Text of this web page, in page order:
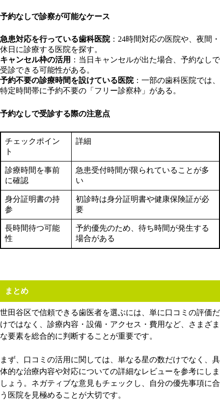
予約なしで診察が可能なケース
急患対応を行っている歯科医院：24時間対応の医院や、夜間・
休日に診療する医院を探す。
キャンセル枠の活用 ：当日キャンセルが出た場合、予約なしで
受診できる可能性がある。
予約不要の診療時間を設けている医院：一部の歯科医院では、
特定時間帯に予約不要の「フリー診察枠」がある。
予約なしで受診する際の注意点
チェックポイン
ト
詳細
診療時間を事前
に確認
急患受付時間が限られていることが多
い
身分証明書の持
参
初診時は身分証明書や健康保険証が必
要
長時間待つ可能
性
予約優先のため、待ち時間が発生する
場合がある
まとめ
世田谷区で信頼できる歯医者を選ぶには、単に口コミの評価だ
けではなく、診療内容・設備・アクセス・費用など、さまざま
な要素を総合的に判断することが重要です。
まず、口コミの活用に関しては、単なる星の数だけでなく、具
体的な治療内容や対応についての詳細なレビューを参考にしま
しょう。ネガティブな意見もチェックし、自分の優先事項に合
う医院を見極めることが大切です。